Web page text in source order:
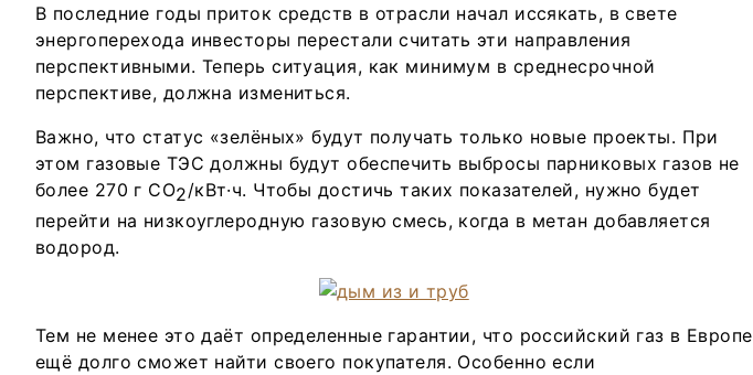
В последние годы приток средств в отрасли начал иссякать, в свете
энергоперехода инвесторы перестали считать эти направления
перспективными. Теперь ситуация, как минимум в среднесрочной
перспективе, должна измениться.
Важно, что статус «зелёных» будут получать только новые проекты. При
этом газовые ТЭС должны будут обеспечить выбросы парниковых газов не
более 270 г СО2/кВт·ч. Чтобы достичь таких показателей, нужно будет
перейти на низкоуглеродную газовую смесь, когда в метан добавляется
водород.
Тем не менее это даёт определенные гарантии, что российский газ в Европе
ещё долго сможет найти своего покупателя. Особенно если